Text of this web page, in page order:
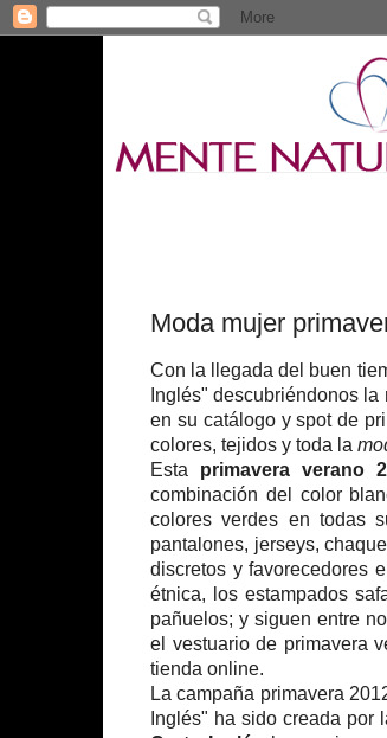
Moda mujer
Con la llegada del buen
Inglés" descubriéndonos la
en su catálogo y spot de
colores, tejidos y toda la
Esta primavera verano
combinación del color
colores verdes en todas
pantalones, jerseys,
discretos y favorecedores
étnica, los estampados
pañuelos; y siguen entre
el vestuario de primavera
tienda online.
La campaña primavera
Inglés" ha sido creada